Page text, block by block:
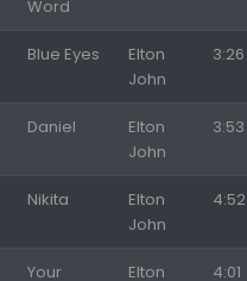
Word
Blue Eyes
Elton
John
3:26
Daniel
Elton
John
3:53
Nikita
Elton
John
4:52
Your
Elton
4:01